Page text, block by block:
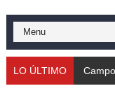
Mérida fortalece
Gobernación de
LO ÚLTIMO